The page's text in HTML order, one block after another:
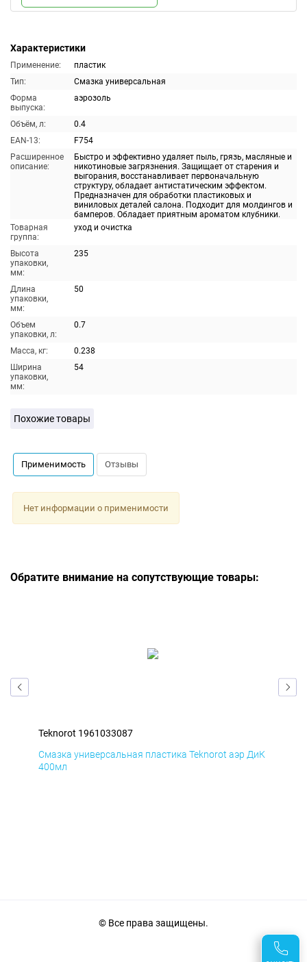
Характеристики
Применение:
пластик
Тип:
Смазка универсальная
Форма
выпуска:
аэрозоль
Объём, л:
0.4
EAN-13:
F754
Расширенное
описание:
Быстро и эффективно удаляет пыль, грязь, масляные и
никотиновые загрязнения. Защищает от старения и
выгорания, восстанавливает первоначальную
структуру, обладает антистатическим эффектом.
Предназначен для обработки пластиковых и
виниловых деталей салона. Подходит для молдингов и
бамперов. Обладает приятным ароматом клубники.
Товарная
группа:
уход и очистка
Высота
упаковки,
мм:
235
Длина
упаковки,
мм:
50
Объем
упаковки, л:
0.7
Масса, кг:
0.238
Ширина
упаковки,
мм:
54
Похожие товары
Применимость Отзывы
Нет информации о применимости
Обратите внимание на сопутствующие товары:
Teknorot 1961033087
Смазка универсальная пластика Teknorot аэр ДиК
400мл
© Все права защищены.